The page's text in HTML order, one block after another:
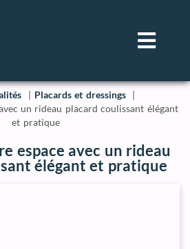
Placards et dressings
un rideau placard coulissant élégant
et pratique
espace avec un rideau
élégant et pratique